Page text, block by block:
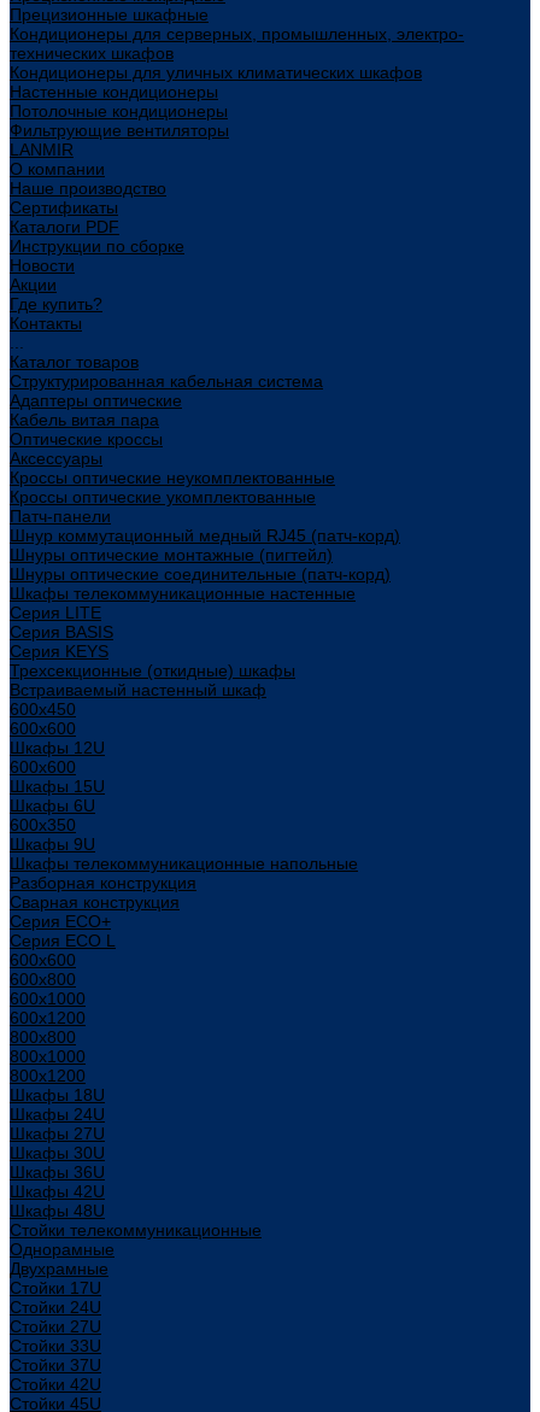
Прецизионные шкафные
Кондиционеры для серверных, промышленных, электро-
технических шкафов
Кондиционеры для уличных климатических шкафов
Настенные кондиционеры
Потолочные кондиционеры
Фильтрующие вентиляторы
LANMIR
О компании
Наше производство
Сертификаты
Каталоги PDF
Инструкции по сборке
Новости
Акции
Где купить?
Контакты
Каталог товаров
Структурированная кабельная система
Адаптеры оптические
Кабель витая пара
Оптические кроссы
Аксессуары
Кроссы оптические неукомплектованные
Кроссы оптические укомплектованные
Патч-панели
Шнур коммутационный медный RJ45 (патч-корд)
Шнуры оптические монтажные (пигтейл)
Шнуры оптические соединительные (патч-корд)
Шкафы телекоммуникационные настенные
Cерия LITE
Cерия BASIS
Cерия KEYS
Трехсекционные (откидные) шкафы
Встраиваемый настенный шкаф
600x450
600x600
Шкафы 12U
600x600
Шкафы 15U
Шкафы 6U
600x350
Шкафы 9U
Шкафы телекоммуникационные напольные
Разборная конструкция
Сварная конструкция
Серия ECO+
Серия ECO L
600x600
600x800
600х1000
600х1200
800x800
800х1000
800х1200
Шкафы 18U
Шкафы 24U
Шкафы 27U
Шкафы 30U
Шкафы 36U
Шкафы 42U
Шкафы 48U
Стойки телекоммуникационные
Однорамные
Двухрамные
Стойки 17U
Стойки 24U
Стойки 27U
Стойки 33U
Стойки 37U
Стойки 42U
Стойки 45U